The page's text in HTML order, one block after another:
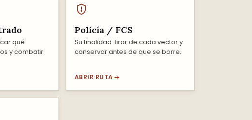
qué
y combatir
Policía / FCS
Su finalidad: tirar de cada vector y
conservar antes de que se borre.
ABRIR RUTA